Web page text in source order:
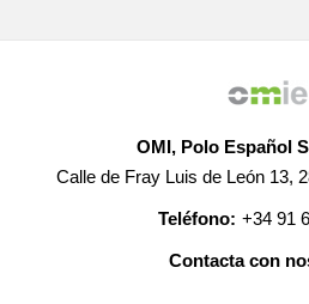
OMI, Polo Español
Calle de Fray Luis de León 13,
Teléfono: +34 91
Contacta con